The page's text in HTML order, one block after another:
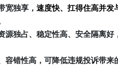
宽独享， 速度快、扛得住高并发
源独占、稳定性高、安全隔离好
容错性高，可降低违规投诉带